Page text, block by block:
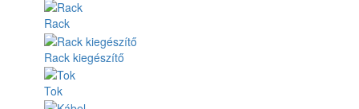
Rack
Rack kiegészítő
Tok